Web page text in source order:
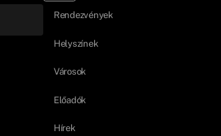
Rendezvények
Helyszínek
Városok
Előadók
Hírek